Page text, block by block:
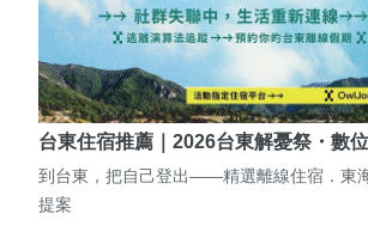
台東住宿推薦｜2026台東解憂祭・數
到台東，把自己登出——精選離線住宿．東
提案